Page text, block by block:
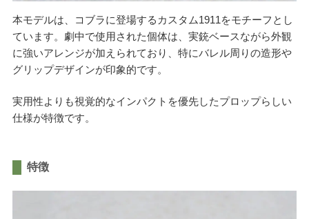
本モデルは、コブラに登場するカスタム1911をモチーフとし
ています。劇中で使用された個体は、実銃ベースながら外観
に強いアレンジが加えられており、特にバレル周りの造形や
グリップデザインが印象的です。
実用性よりも視覚的なインパクトを優先したプロップらしい
仕様が特徴です。
特徴